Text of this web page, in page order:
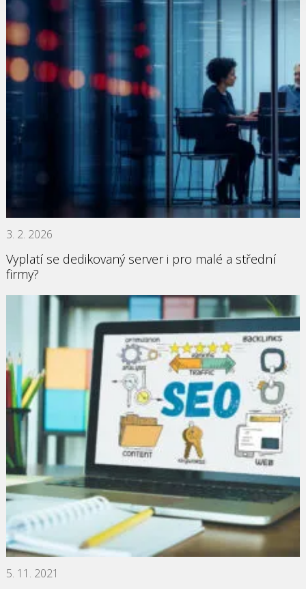
3. 2. 2026
Vyplatí se dedikovaný server i pro malé a střední
firmy?
5. 11. 2021